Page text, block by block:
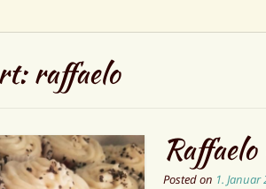
raffaelo
Posted on 1. Januar